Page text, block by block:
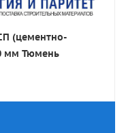
(цементно-
мм Тюмень